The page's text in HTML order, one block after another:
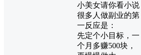
小美女请你看小说
很多人做副业的第
一反应是：
先定个小目标，一
个月多赚500块，